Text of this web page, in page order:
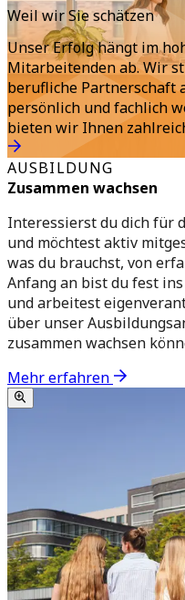
Weil wir Sie schätzen
Unser Erfolg hängt im
Mitarbeitenden ab. Wir
berufliche Partnerschaft
persönlich und fachlich
bieten wir Ihnen
AUSBILDUNG
Zusammen wachsen
Interessierst du dich für
und möchtest aktiv
was du brauchst, von
Anfang an bist du fest
und arbeitest
über unser
zusammen wachsen
Mehr erfahren